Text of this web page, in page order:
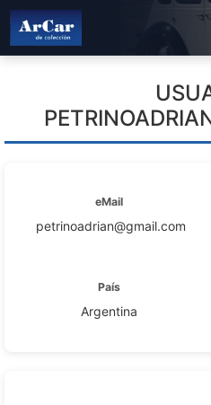
eMail
petrinoadrian@gmail.com
País
Argentina